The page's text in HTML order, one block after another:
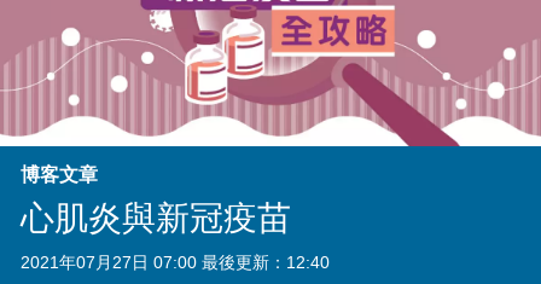
博客文章
心肌炎與新冠疫苗
2021年07月27日 07:00 最後更新：12:40